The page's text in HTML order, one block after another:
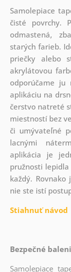
Samolepiace
čisté povrchy.
odmastená,
starých farieb.
priečky alebo
akrylátovou
odporúčame ju
aplikáciu na
čerstvo natreté
miestností bez
či umývateľné
lacnými
aplikácia je
pružnosti
každý.
nie ste istí
Stiahnuť návod
Bezpečné
Samolepiace